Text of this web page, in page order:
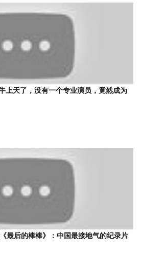
上天了，没有一个专业演员，竟然成为
最后的棒棒》：中国最接地气的纪录片